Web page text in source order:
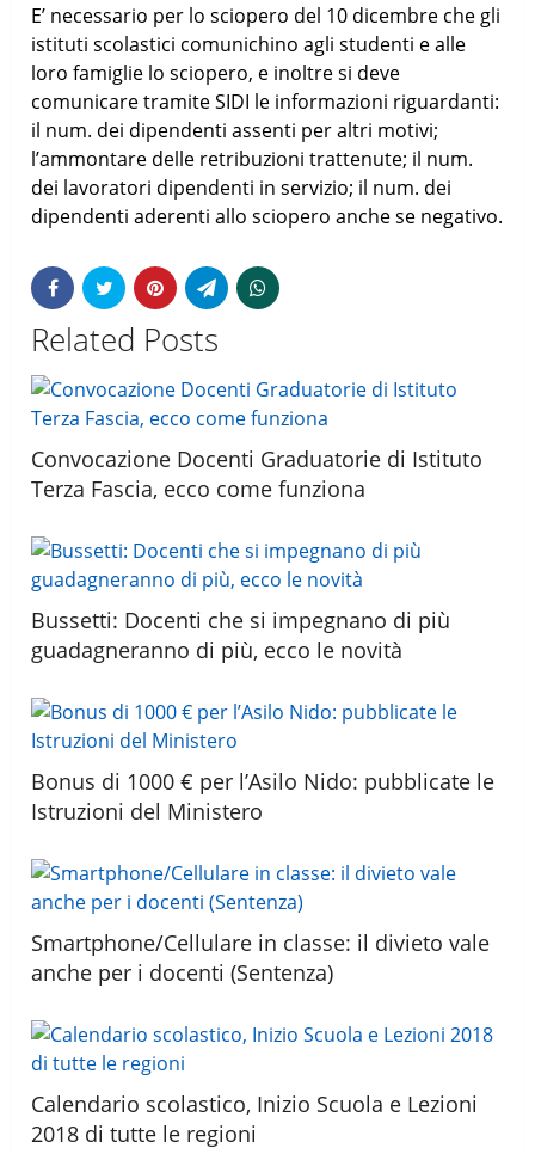
E’ necessario per lo sciopero del 10 dicembre che gli
istituti scolastici comunichino agli studenti e alle
loro famiglie lo sciopero, e inoltre si deve
comunicare tramite SIDI le informazioni riguardanti:
il num. dei dipendenti assenti per altri motivi;
l’ammontare delle retribuzioni trattenute; il num.
dei lavoratori dipendenti in servizio; il num. dei
dipendenti aderenti allo sciopero anche se negativo.
Related Posts
Convocazione Docenti Graduatorie di Istituto
Terza Fascia, ecco come funziona
Bussetti: Docenti che si impegnano di più
guadagneranno di più, ecco le novità
Bonus di 1000 € per l’Asilo Nido: pubblicate le
Istruzioni del Ministero
Smartphone/Cellulare in classe: il divieto vale
anche per i docenti (Sentenza)
Calendario scolastico, Inizio Scuola e Lezioni
2018 di tutte le regioni